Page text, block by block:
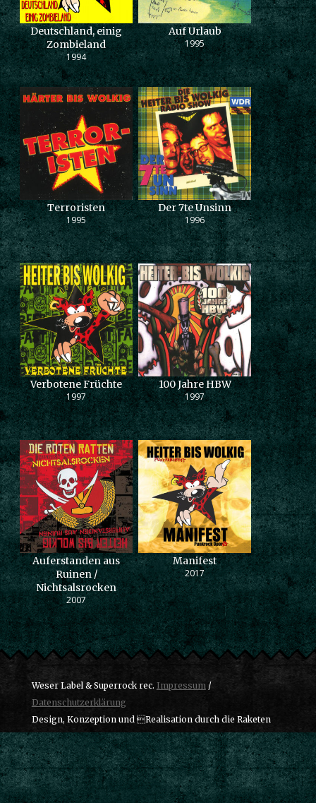
Deutschland, einig
Zombieland
1994
Auf Urlaub
1995
Terroristen
1995
Der 7te Unsinn
1996
Verbotene Früchte
1997
100 Jahre HBW
1997
Auferstanden aus
Ruinen /
Nichtsalsrocken
2007
Manifest
2017
Weser Label & Superrock rec. Impressum/
Datenschutzerklärung
Design, Konzeption und Realisation durch die Raketen